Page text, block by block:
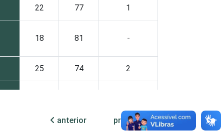
22 77 1
18 81 -
25 74 2
64 1
anterior próxima